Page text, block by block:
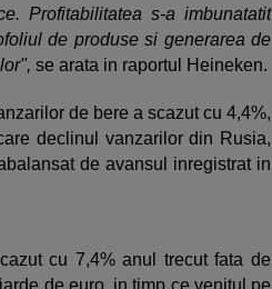
Profitabilitatea s-a imbunatatit
de produse si generarea de
se arata in raportul Heineken.
de bere a scazut cu 4,4%,
declinul vanzarilor din Rusia,
de avansul inregistrat in
cu 7,4% anul trecut fata de
de euro, in timp ce venitul pe